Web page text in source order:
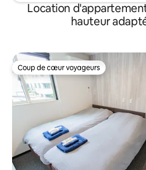
Location
hauteur
Coup de cœur voyageurs
Coup de cœur voyageurs